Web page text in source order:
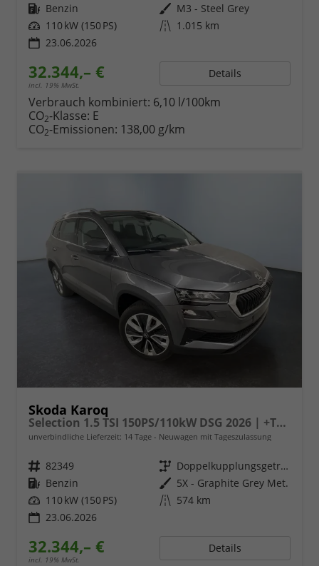
Kraftstoff Benzin Außenfarbe M3 - Steel Grey
Leistung 110 kW (150 PS) Kilometerstand 1.015 km
23.06.2026
32.344,– €
incl. 19% MwSt.
Details
Verbrauch kombiniert: 6,10 l/100km
CO2-Klasse: E
CO2-Emissionen: 138,00 g/km
Skoda Karoq
Selection 1.5 TSI 150PS/110kW DSG 2026 | +TravelAssist +RFK & Parksensoren +Var. Gepäckraumboden
unverbindliche Lieferzeit: 14 Tage Neuwagen mit Tageszulassung
Fahrzeugnr. 82349 Getriebe
Doppelkupplungsgetriebe (DSG)
Kraftstoff Benzin Außenfarbe 5X - Graphite Grey Met.
Leistung 110 kW (150 PS) Kilometerstand 574 km
23.06.2026
32.344,– €
incl. 19% MwSt.
Details